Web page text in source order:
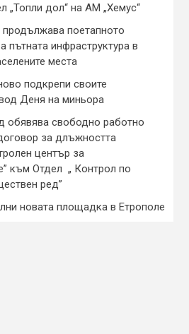
„Топли дол“ на АМ „Хемус“
поетапното
пътната инфраструктура в
места
подкрепи своите
Деня на миньора
обявява свободно работно
за длъжността
център за
към Отдел „ Контрол по
ред”
новата площадка в Етрополе